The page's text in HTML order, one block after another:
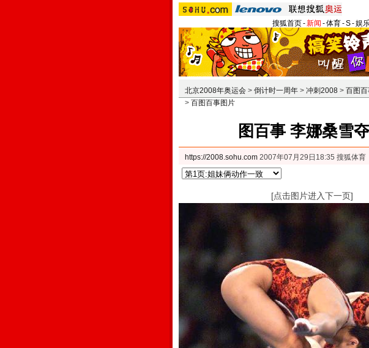
搜狐首页-新闻 -体育-S-娱
北京2008年奥运会 > 倒计时一周年 > 冲刺2008 > 百图
> 百图百事图片
图百事 李娜桑雪
https://2008.sohu.com 2007年07月29日18:35 搜狐体育
[点击图片进入下一页]